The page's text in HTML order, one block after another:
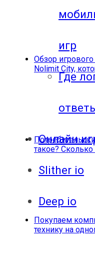
игр
Где
Онлайн
Slither io
Deep io
Обзор
Nolimit City,
такое?
Покупаем
технику на